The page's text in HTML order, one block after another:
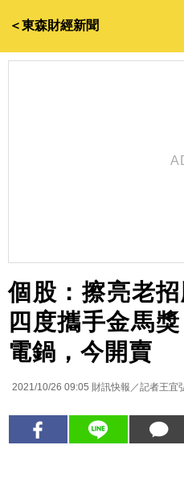
＜東森財經新聞
個股：擦亮老
四度攜手金馬
電鍋，今開賣
2021/10/26 09:05 財訊快報／記者王宜